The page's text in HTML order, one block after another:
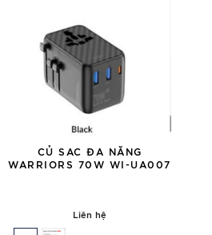
CỦ SAC ĐA NĂNG
WARRIORS 70W WI-UA007
Liên hệ